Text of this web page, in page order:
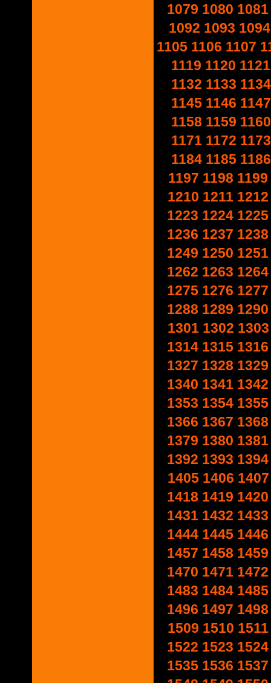
1079 1080 1081
1092 1093 1094
1105 1106 1107
1119 1120 1121
1132 1133 1134
1145 1146 1147
1158 1159 1160
1171 1172 1173
1184 1185 1186
1197 1198 1199
1210 1211 1212
1223 1224 1225
1236 1237 1238
1249 1250 1251
1262 1263 1264
1275 1276 1277
1288 1289 1290
1301 1302 1303
1314 1315 1316
1327 1328 1329
1340 1341 1342
1353 1354 1355
1366 1367 1368
1379 1380 1381
1392 1393 1394
1405 1406 1407
1418 1419 1420
1431 1432 1433
1444 1445 1446
1457 1458 1459
1470 1471 1472
1483 1484 1485
1496 1497 1498
1509 1510 1511
1522 1523 1524
1535 1536 1537